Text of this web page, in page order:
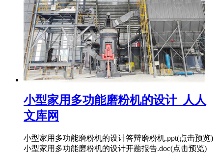
小型家用多功能磨粉机的设计_人人
文库网
小型家用多功能磨粉机的设计答辩磨粉机.ppt(点击预览)
小型家用多功能磨粉机的设计开题报告.doc(点击预览)